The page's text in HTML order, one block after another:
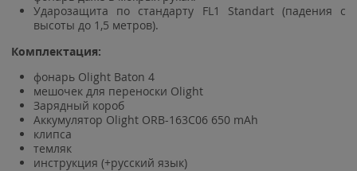
Ударозащита по стандарту FL1 Standart (падения с
высоты до 1,5 метров).
Комплектация:
фонарь Olight Baton 4
мешочек для переноски Olight
Зарядный короб
Аккумулятор Olight ORB-163C06 650 mAh
клипса
темляк
инструкция (+русский язык)